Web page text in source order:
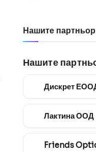
Нашите
Нашите
Дискрет
Лактина ООД
Friends